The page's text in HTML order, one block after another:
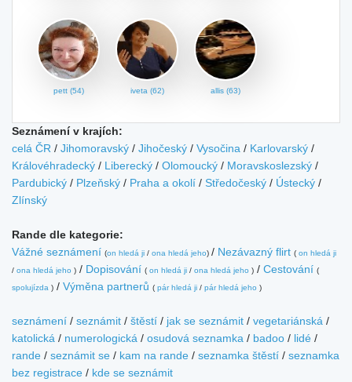
pett (54) iveta (62) allis (63)
Seznámení v krajích:
celá ČR / Jihomoravský / Jihočeský / Vysočina / Karlovarský /
Královéhradecký / Liberecký / Olomoucký / Moravskoslezský /
Pardubický / Plzeňský / Praha a okolí / Středočeský / Ústecký /
Zlínský
Rande dle kategorie:
Vážné seznámení (on hledá ji / ona hledá jeho) / Nezávazný flirt ( on hledá ji
/ ona hledá jeho ) / Dopisování ( on hledá ji / ona hledá jeho ) / Cestování (
spolujízda ) / Výměna partnerů ( pár hledá ji / pár hledá jeho )
seznámení / seznámit / štěstí / jak se seznámit / vegetariánská /
katolická / numerologická / osudová seznamka / badoo / lidé /
rande / seznámit se / kam na rande / seznamka štěstí / seznamka
bez registrace / kde se seznámit